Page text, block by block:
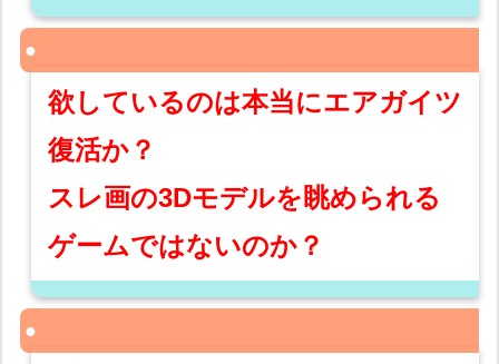
欲しているのは本当にエアガイツ
復活か？
スレ画の3Dモデルを眺められる
ゲームではないのか？